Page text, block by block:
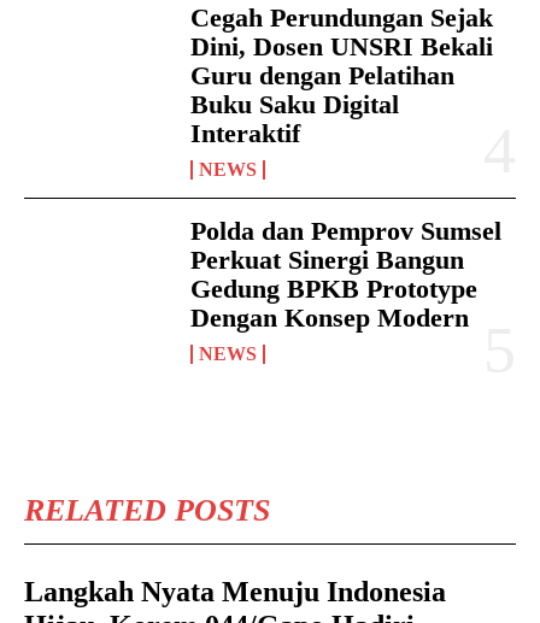
Cegah Perundungan Sejak
Dini, Dosen UNSRI Bekali
Guru dengan Pelatihan
Buku Saku Digital
Interaktif
NEWS
Polda dan Pemprov Sumsel
Perkuat Sinergi Bangun
Gedung BPKB Prototype
Dengan Konsep Modern
NEWS
RELATED POSTS
Langkah Nyata Menuju Indonesia